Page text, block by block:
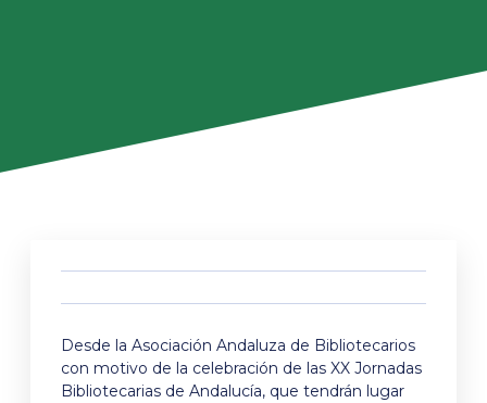
Desde la Asociación Andaluza de Bibliotecarios
con motivo de la celebración de las XX Jornadas
Bibliotecarias de Andalucía, que tendrán lugar